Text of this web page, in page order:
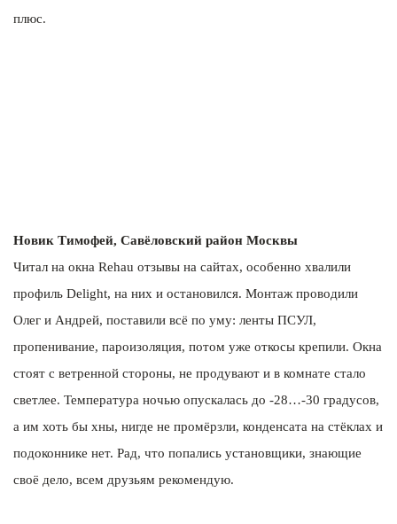
плюс.
Новик Тимофей, Савёловский район Москвы
Читал на окна Rehau отзывы на сайтах, особенно хвалили
профиль Delight, на них и остановился. Монтаж проводили
Олег и Андрей, поставили всё по уму: ленты ПСУЛ,
пропенивание, пароизоляция, потом уже откосы крепили. Окна
стоят с ветренной стороны, не продувают и в комнате стало
светлее. Температура ночью опускалась до -28…-30 градусов,
а им хоть бы хны, нигде не промёрзли, конденсата на стёклах и
подоконнике нет. Рад, что попались установщики, знающие
своё дело, всем друзьям рекомендую.